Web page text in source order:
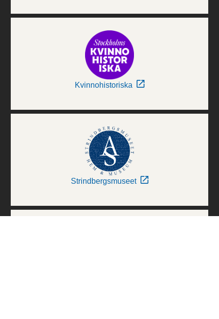
Kvinnohistoriska
Strindbergsmuseet